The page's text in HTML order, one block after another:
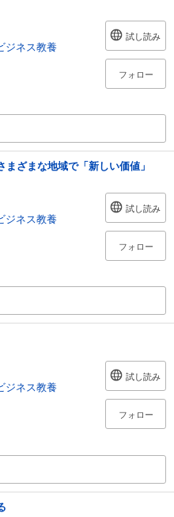
ジネス教養
試し読み
フォロー
ざまな地域で「新しい価値」
ジネス教養
試し読み
フォロー
ジネス教養
試し読み
フォロー